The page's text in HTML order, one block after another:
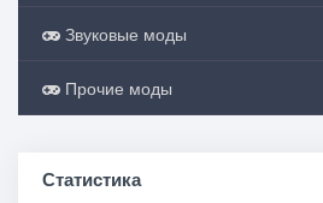
Звуковые моды
Прочие моды
Статистика